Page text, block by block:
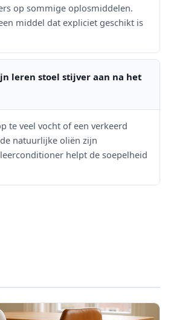
op sommige oplosmiddelen.
middel dat expliciet geschikt is
leren stoel stijver aan na het
te veel vocht of een verkeerd
natuurlijke oliën zijn
helpt de soepelheid